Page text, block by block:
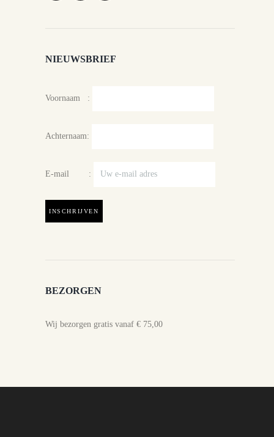
NIEUWSBRIEF
Voornaam :
Achternaam:
E-mail :
BEZORGEN
Wij bezorgen gratis vanaf € 75,00